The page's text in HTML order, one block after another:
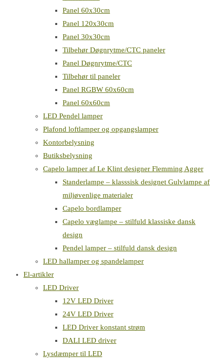
Panel 60x30cm
Panel 120x30cm
Panel 30x30cm
Tilbehør Døgnrytme/CTC paneler
Panel Døgnrytme/CTC
Tilbehør til paneler
Panel RGBW 60x60cm
Panel 60x60cm
LED Pendel lamper
Plafond loftlamper og opgangslamper
Kontorbelysning
Butiksbelysning
Capelo lamper af Le Klint designer Flemming Agger
Standerlampe – klasssisk designet Gulvlampe af
miljøvenlige materialer
Capelo bordlamper
Capelo væglampe – stilfuld klassiske dansk
design
Pendel lamper – stilfuld dansk design
LED hallamper og spandelamper
El-artikler
LED Driver
12V LED Driver
24V LED Driver
LED Driver konstant strøm
DALI LED driver
Lysdæmper til LED